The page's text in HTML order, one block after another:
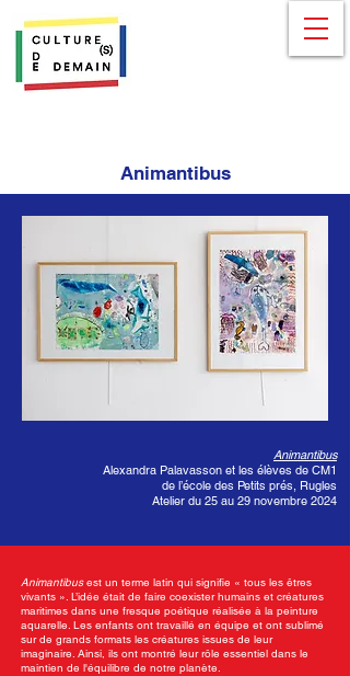
Animantibus
Animantibus
Alexandra Palavasson et les élèves de CM1
de l’école des Petits prés, Rugles
Atelier du 25 au 29 novembre 2024
Animantibusest un terme latin qui signifie « tous les êtres
vivants ». L’idée était de faire coexister humains et créatures
maritimes dans une fresque poétique réalisée à la peinture
aquarelle. Les enfants ont travaillé en équipe et ont sublimé
sur de grands formats les créatures issues de leur
imaginaire. Ainsi, ils ont montré leur rôle essentiel dans le
maintien de l'équilibre de notre planète.